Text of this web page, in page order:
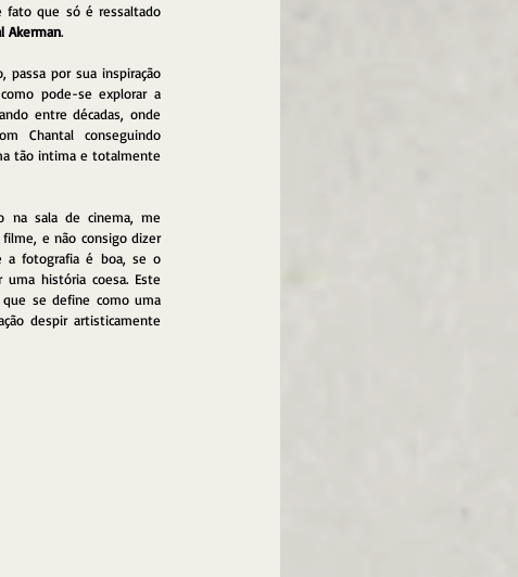
fato que só é ressaltado
Akerman.
passa por sua inspiração
pode-se explorar a
entre décadas, onde
Chantal conseguindo
tão intima e totalmente
na sala de cinema, me
e não consigo dizer
a fotografia é boa, se o
uma história coesa. Este
se define como uma
despir artisticamente